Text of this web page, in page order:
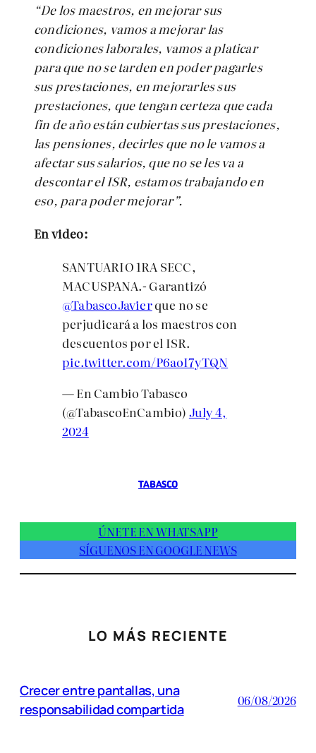
“De los maestros, en mejorar sus
condiciones, vamos a mejorar las
condiciones laborales, vamos a platicar
para que no se tarden en poder pagarles
sus prestaciones, en mejorarles sus
prestaciones, que tengan certeza que cada
fin de año están cubiertas sus prestaciones,
las pensiones, decirles que no le vamos a
afectar sus salarios, que no se les va a
descontar el ISR, estamos trabajando en
eso, para poder mejorar”.
En video:
SANTUARIO 1RA SECC,
MACUSPANA.- Garantizó
@TabascoJavierque no se
perjudicará a los maestros con
descuentos por el ISR.
pic.twitter.com/P6aoI7yTQN
— En Cambio Tabasco
(@TabascoEnCambio) July 4,
2024
TABASCO
ÚNETE EN WHATSAPP
SÍGUENOS EN GOOGLE NEWS
LO MÁS RECIENTE
Crecer entre pantallas, una
responsabilidad compartida
06/08/2026